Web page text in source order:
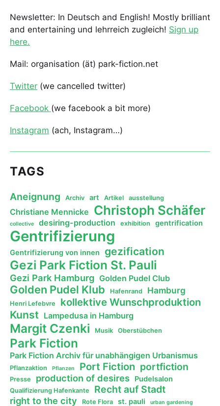
Newsletter: In Deutsch and English! Mostly brilliant
and entertaining und lehrreich zugleich! Sign up
here.
Mail: organisation (ät) park-fiction.net
Twitter (we cancelled twitter)
Facebook (we facebook a bit more)
Instagram (ach, Instagram…)
TAGS
Aneignung Archiv art Artikel ausstellung
Christiane Mennicke Christoph Schäfer
collective desiring-production exhibition gentrification
Gentrifizierung
Gentrifizierung von innen gezification
Gezi Park Fiction St. Pauli
Gezi Park Hamburg Golden Pudel Club
Golden Pudel Klub Hafenrand Hamburg
Henri Lefebvre kollektive Wunschproduktion
Kunst Lampedusa in Hamburg
Margit Czenki Musik Oberstübchen
Park Fiction
Park Fiction Archiv für unabhängigen Urbanismus
Pflanzaktion Pflanzen Port Fiction portfiction
Presse production of desires Pudelsalon
Qualifizierung Hafenkante Recht auf Stadt
right to the city Rote Flora st. pauli urban gardening